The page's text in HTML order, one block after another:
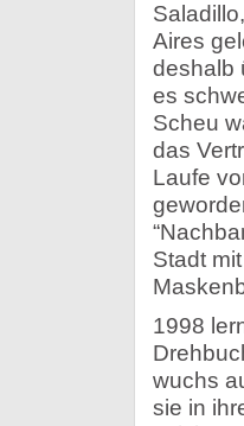
Aires
deshalb
es
Scheu
das
Laufe
Stadt
1998
wuchs
sie in